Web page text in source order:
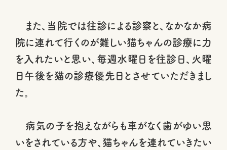
また、当院では往診による診察と、なかなか病
院に連れて行くのが難しい猫ちゃんの診療に力
を入れたいと思い、毎週水曜日を往診日、火曜
日午後を猫の診療優先日とさせていただきまし
た。
病気の子を抱えながらも車がなく歯がゆい思
いをされている方や、猫ちゃんを連れていきたい